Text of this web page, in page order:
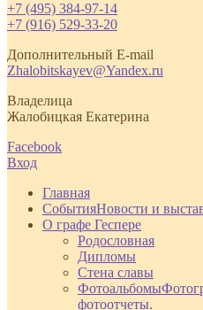
+7 (495) 384-97-14
+7 (916) 529-33-20
Дополнительный E-mail
Zhalobitskayev@Yandex.ru
Владелица
Жалобицкая Екатерина
Facebook
Вход
Главная
СобытияНовости и
О графе Геспере
Родословная
Дипломы
Стена славы
Фотоальбомы
фотоотчеты.